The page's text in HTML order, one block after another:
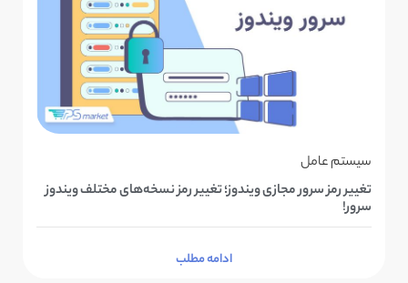
سیستم عامل
تغییر رمز سرور مجازی ویندوز؛ تغییر رمز نسخه‌های مختلف ویندوز
سرور!
ادامه مطلب